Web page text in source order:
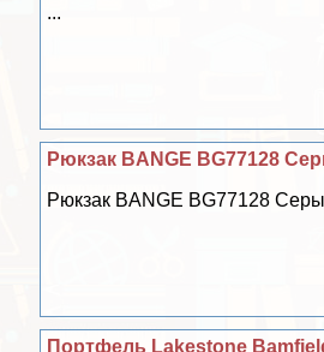
...
Рюкзак BANGE BG77128
Рюкзак BANGE BG77128
Портфель Lakestone